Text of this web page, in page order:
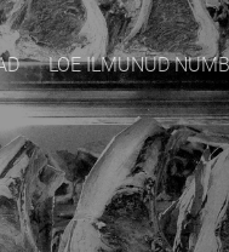
LOE ILMUNUD